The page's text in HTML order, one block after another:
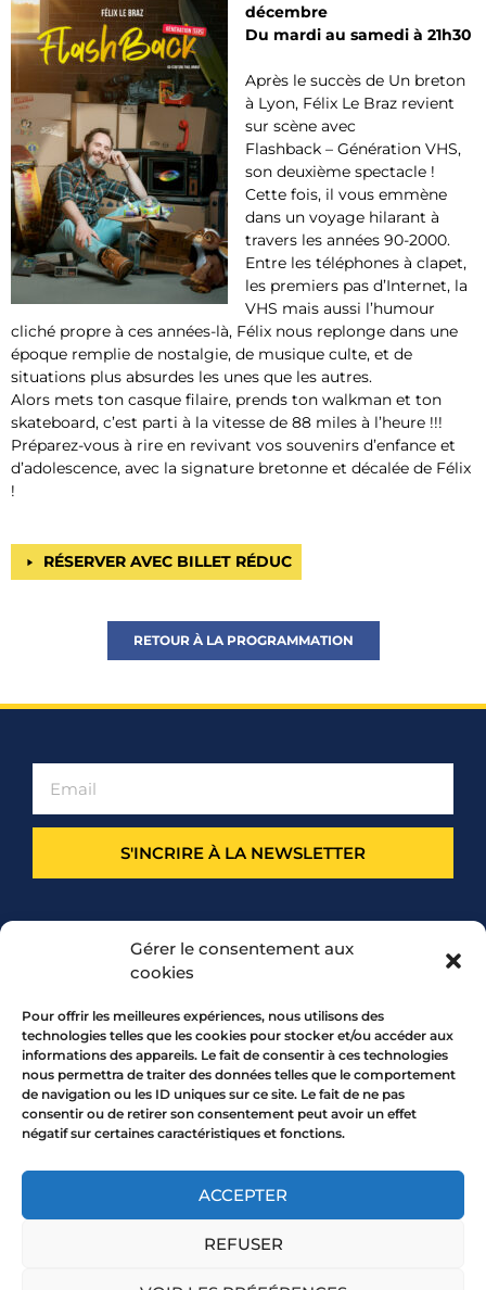
Gérer le consentement aux
cookies
Pour offrir les meilleures expériences, nous utilisons des
technologies telles que les cookies pour stocker et/ou accéder aux
informations des appareils. Le fait de consentir à ces technologies
nous permettra de traiter des données telles que le comportement
de navigation ou les ID uniques sur ce site. Le fait de ne pas
consentir ou de retirer son consentement peut avoir un effet
négatif sur certaines caractéristiques et fonctions.
ACCEPTER
REFUSER
décembre
Du mardi au samedi à 21h30
Après le succès de Un breton
à Lyon, Félix Le Braz revient
sur scène avec
Flashback – Génération VHS,
son deuxième spectacle !
Cette fois, il vous emmène
dans un voyage hilarant à
travers les années 90-2000.
Entre les téléphones à clapet,
les premiers pas d’Internet, la
VHS mais aussi l’humour
cliché propre à ces années-là, Félix nous replonge dans une
époque remplie de nostalgie, de musique culte, et de
situations plus absurdes les unes que les autres.
Alors mets ton casque filaire, prends ton walkman et ton
skateboard, c’est parti à la vitesse de 88 miles à l’heure !!!
Préparez-vous à rire en revivant vos souvenirs d’enfance et
d’adolescence, avec la signature bretonne et décalée de Félix
!
RÉSERVER AVEC BILLET RÉDUC
RETOUR À LA PROGRAMMATION
S'INCRIRE À LA NEWSLETTER